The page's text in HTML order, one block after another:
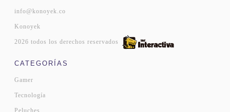
info@konoyek.co
Konoyek
2026 todos los derechos reservados
CATEGORÍAS
Gamer
Tecnología